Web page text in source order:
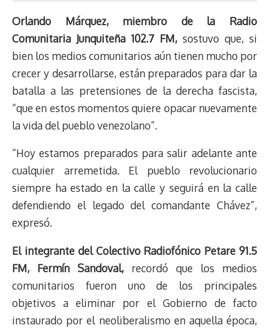
Orlando Márquez, miembro de la Radio
Comunitaria Junquiteña 102.7 FM, sostuvo que, si
bien los medios comunitarios aún tienen mucho por
crecer y desarrollarse, están preparados para dar la
batalla a las pretensiones de la derecha fascista,
“que en estos momentos quiere opacar nuevamente
la vida del pueblo venezolano”.
“Hoy estamos preparados para salir adelante ante
cualquier arremetida. El pueblo revolucionario
siempre ha estado en la calle y seguirá en la calle
defendiendo el legado del comandante Chávez”,
expresó.
El integrante del Colectivo Radiofónico Petare 91.5
FM, Fermín Sandoval, recordó que los medios
comunitarios fueron uno de los principales
objetivos a eliminar por el Gobierno de facto
instaurado por el neoliberalismo en aquella época,